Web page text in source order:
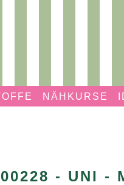
NÄHKURSE
- UNI -